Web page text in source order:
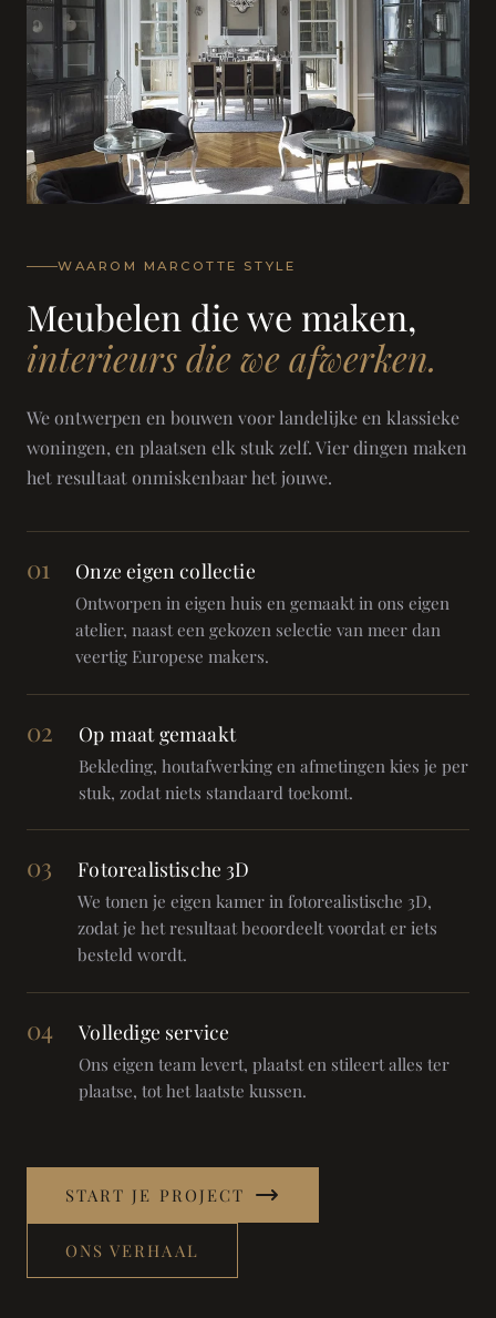
WAAROM MARCOTTE STYLE
Meubelen die we maken,
interieurs die we afwerken.
We ontwerpen en bouwen voor landelijke en klassieke
woningen, en plaatsen elk stuk zelf. Vier dingen maken
het resultaat onmiskenbaar het jouwe.
01 Onze eigen collectie
Ontworpen in eigen huis en gemaakt in ons eigen
atelier, naast een gekozen selectie van meer dan
veertig Europese makers.
02 Op maat gemaakt
Bekleding, houtafwerking en afmetingen kies je per
stuk, zodat niets standaard toekomt.
03 Fotorealistische 3D
We tonen je eigen kamer in fotorealistische 3D,
zodat je het resultaat beoordeelt voordat er iets
besteld wordt.
04 Volledige service
Ons eigen team levert, plaatst en stileert alles ter
plaatse, tot het laatste kussen.
START JE PROJECT
ONS VERHAAL